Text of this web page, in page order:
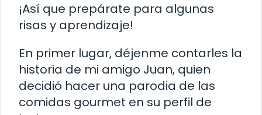
¡Así que prepárate para algunas
risas y aprendizaje!
En primer lugar, déjenme contarles la
historia de mi amigo Juan, quien
decidió hacer una parodia de las
comidas gourmet en su perfil de